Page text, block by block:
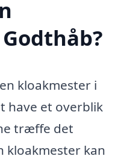
kloakmester i
have et overblik
træffe det
kloakmester kan